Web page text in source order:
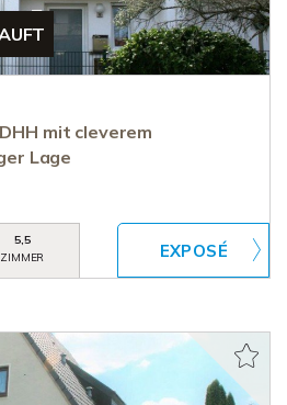
mit cleverem
Lage
5,5
ZIMMER